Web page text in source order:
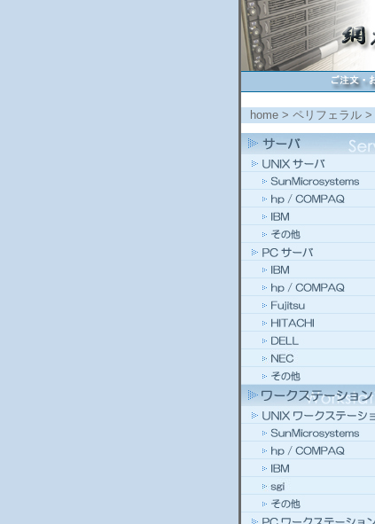
home > ペリフェラル >